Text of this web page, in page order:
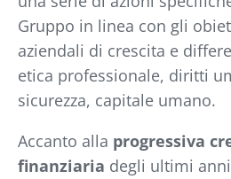
Gruppo in linea con gli
aziendali di crescita e
etica professionale, diritti
sicurezza, capitale umano.
Accanto alla progressiva
finanziaria degli ultimi